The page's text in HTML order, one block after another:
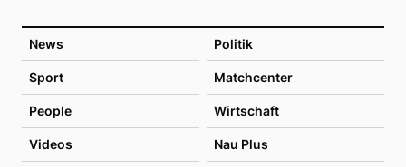
News Politik
Sport Matchcenter
People Wirtschaft
Videos Nau Plus